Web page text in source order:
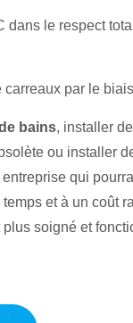
dans le respect
par le
bains, installer
ou installer
qui
et à un coût
soigné et